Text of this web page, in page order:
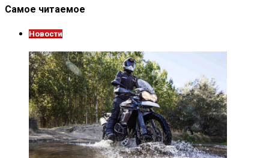
Самое читаемое
Новости